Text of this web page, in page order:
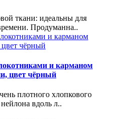
ткани: идеальны для
Продуманна..
и карманом
цвет чёрный
плотного хлопкового
вдоль л..